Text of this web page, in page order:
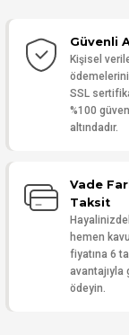
Güvenli
Kişisel
SSL
%100
altındadır.
Vade
Taksit
hemen
fiyatına 6
avantajıyla
ödeyin.